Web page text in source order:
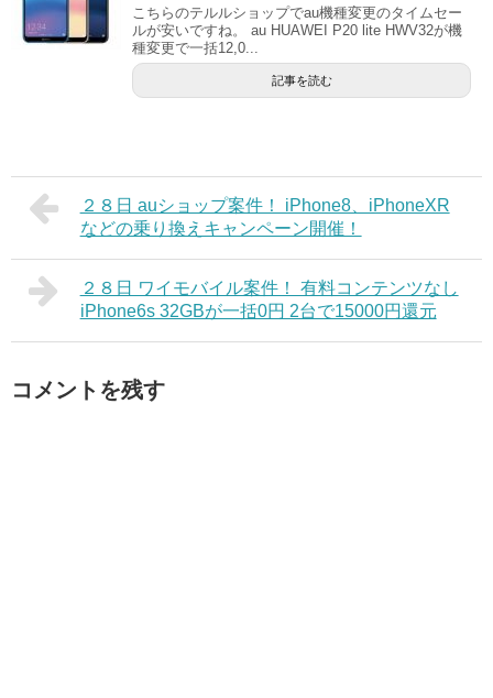
こちらのテルルショップでau機種変更のタイムセー
ルが安いですね。 au HUAWEI P20 lite HWV32が機
種変更で一括12,0...
記事を読む
２８日 auショップ案件！ iPhone8、iPhoneXR
などの乗り換えキャンペーン開催！
２８日 ワイモバイル案件！ 有料コンテンツなし
iPhone6s 32GBが一括0円 2台で15000円還元
コメントを残す